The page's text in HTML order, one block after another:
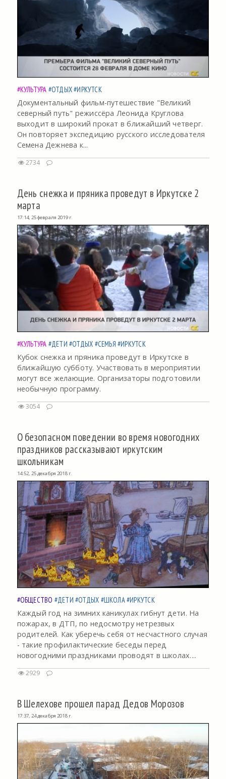
#КУЛЬТУРА #ОТДЫХ#ИРКУТСК
Документальный фильм-путешествие "Великий
северный путь" режиссёра Леонида Круглова
выходит в широкий прокат в ближайший четверг.
Он повторяет экспедицию русского исследователя
Семена Дежнева к...
2734
День снежка и пряника проведут в Иркутске 2
марта
17:14, 25 февраля 2019 г.
#КУЛЬТУРА #ДЕТИ #ОТДЫХ #СЕМЬЯ #ИРКУТСК
Кубок снежка и пряника проведут в Иркутске в
ближайшую субботу. Участвовать в мероприятии
могут все желающие. Организаторы подготовили
необычную программу.
3054
О безопасном поведении во время новогодних
праздников рассказывают иркутским
школьникам
14:52, 25 декабря 2018 г.
#ОБЩЕСТВО #ДЕТИ #ОТДЫХ #ШКОЛА#ИРКУТСК
Каждый год на зимних каникулах гибнут дети. На
пожарах, в ДТП, по недосмотру нетрезвых
родителей. Как уберечь себя от несчастного случая
- такие профилактические беседы перед
новогодними праздниками проводят в школах....
2929
В Шелехове прошел парад Дедов Морозов
17:37, 24 декабря 2018 г.